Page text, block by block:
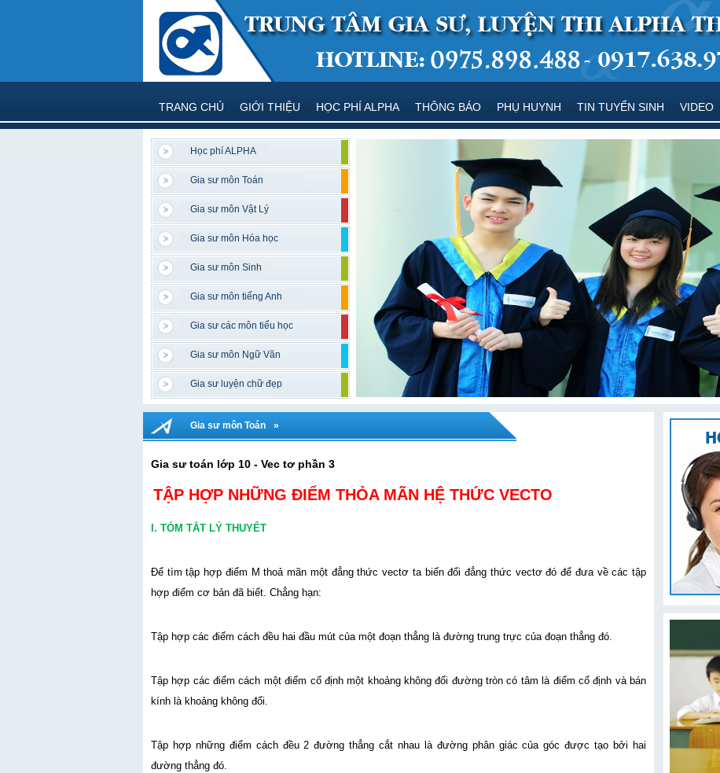
TRANG CHỦ GIỚI THIỆU HỌC PHÍ ALPHA THÔNG BÁO PHỤ HUYNH TIN TUYỂN SINH VIDEO
Học phí ALPHA
Gia sư môn Toán
Gia sư môn Vật Lý
Gia sư môn Hóa học
Gia sư môn Sinh
Gia sư môn tiếng Anh
Gia sư các môn tiểu học
Gia sư môn Ngữ Văn
Gia sư luyện chữ đẹp
Gia sư môn Toán »
Gia sư toán lớp 10 - Vec tơ phần 3
TẬP HỢP NHỮNG ĐIỂM THỎA MÃN HỆ THỨC VECTO
I. TÓM TẮT LÝ THUYẾT
Để tìm tập hợp điểm M thoả mãn một đẳng thức vectơ ta biến đổi đẳng thức vectơ đó để đưa về các tập
hợp điểm cơ bản đã biết. Chẳng hạn:
Tập hợp các điểm cách đều hai đầu mút của một đoạn thẳng là đường trung trực của đoạn thẳng đó.
Tập hợp các điểm cách một điểm cố định một khoảng không đổi đường tròn có tâm là điểm cố định và bán
kính là khoảng không đổi.
Tập hợp những điểm cách đều 2 đường thẳng cắt nhau là đường phân giác của góc được tạo bởi hai
đường thẳng đó.